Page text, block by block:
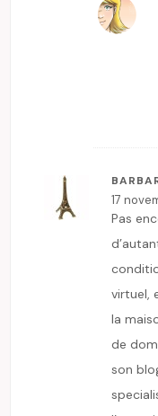
17
Pas
virtuel,
la
de
son